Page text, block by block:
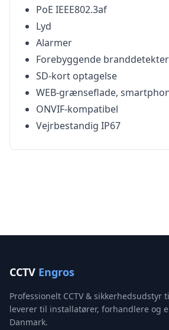
PoE IEEE802.3af
Lyd
Alarmer
Forebyggende
SD-kort optagelse
WEB-grænseflade,
ONVIF-kompatibel
Vejrbestandig IP67
CCTV Engros
Professionelt CCTV & sikkerhedsudstyr
leverer til installatører, forhandlere og
Danmark.